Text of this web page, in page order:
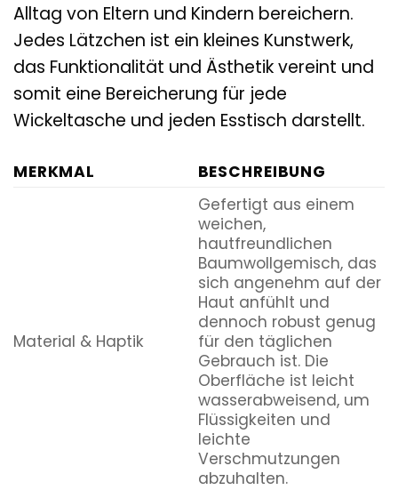
Alltag von Eltern und Kindern bereichern.
Jedes Lätzchen ist ein kleines Kunstwerk,
das Funktionalität und Ästhetik vereint und
somit eine Bereicherung für jede
Wickeltasche und jeden Esstisch darstellt.
MERKMAL BESCHREIBUNG
Material & Haptik
Gefertigt aus einem
weichen,
hautfreundlichen
Baumwollgemisch, das
sich angenehm auf der
Haut anfühlt und
dennoch robust genug
für den täglichen
Gebrauch ist. Die
Oberfläche ist leicht
wasserabweisend, um
Flüssigkeiten und
leichte
Verschmutzungen
abzuhalten.